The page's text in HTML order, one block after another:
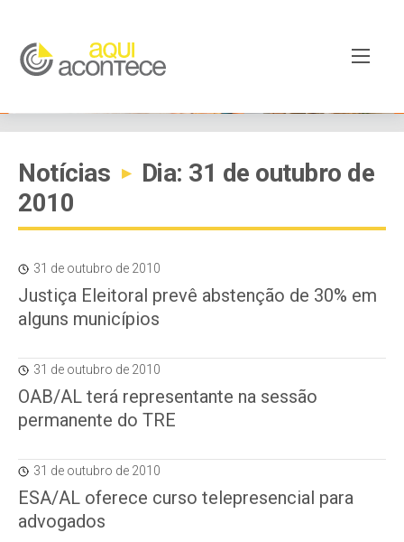
Notícias ▸
Dia: 31 de outubro de
2010
31 de outubro de 2010
Justiça Eleitoral prevê abstenção de 30% em
alguns municípios
31 de outubro de 2010
OAB/AL terá representante na sessão
permanente do TRE
31 de outubro de 2010
ESA/AL oferece curso telepresencial para
advogados